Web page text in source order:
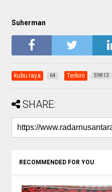
Suherman
kubu raya 64 Terkini 59813
SHARE:
RECOMMENDED FOR YOU